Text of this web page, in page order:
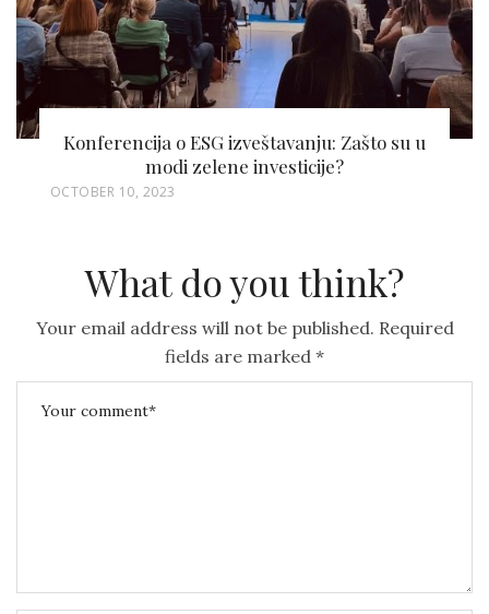
Konferencija o ESG izveštavanju: Zašto su u
modi zelene investicije?
P
D
OCTOBER 10, 2023
What do you think?
Your email address will not be published. Required
fields are marked *